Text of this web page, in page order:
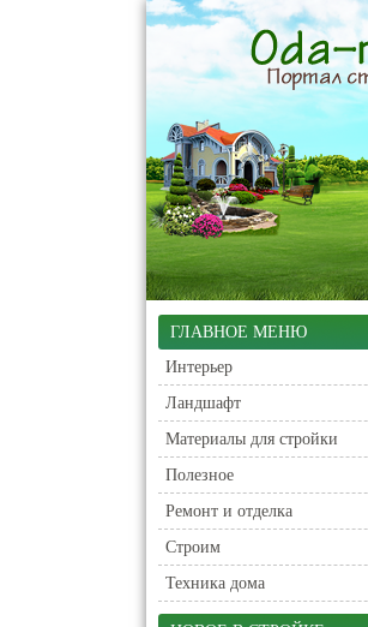
ГЛАВНОЕ МЕНЮ
Интерьер
Ландшафт
Материалы для стройки
Полезное
Ремонт и отделка
Строим
Техника дома